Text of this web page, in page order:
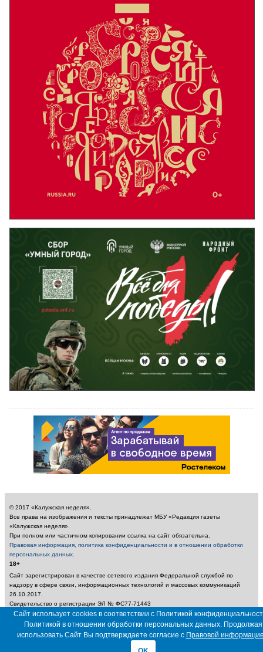
© 2017 «Калужская неделя».
Все права на изображения и тексты принадлежат МБУ «Редакция газеты
«Калужская неделя».
При полном или частичном копировании ссылка на сайт обязательна.
Правовая информация, политика конфиденциальности и в отношении обработки
персональных данных
18+
Сайт зарегистрирован в качестве сетевого издания Федеральной службой по
надзору в сфере связи, информационных технологий и массовых коммуникаций
26.10.2017.
Свидетельство о регистрации ЭЛ № ФС77-71443
Учредитель: Муниципальное бюджетное учреждение «Редакция газеты «Калужская
неделя»
Главный редактор: Амбарцумян А. Ю. / Электронный адрес редакции:
nedelya_kaluga@adm.kaluga.ru / Телефон редакции: 400-424
Сайт использует cookies в соответствии с Политикой
Политикой в отношении обработки персональных данных. Продолжая
использовать Сайт Вы подтверждаете согласие с Правовой